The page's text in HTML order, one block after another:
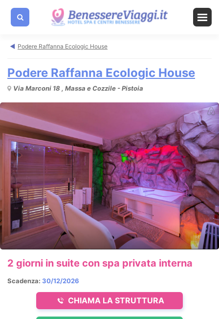
Podere Raffanna Ecologic House
Podere Raffanna Ecologic House
Via Marconi 18 , Massa e Cozzile - Pistoia
CHIAMA LA STRUTTURA
Scadenza: 30/12/2026
2 giorni in suite con spa privata interna